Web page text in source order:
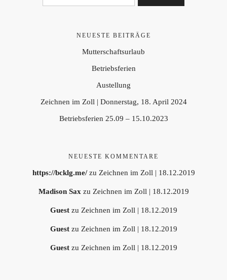
NEUESTE BEITRÄGE
Mutterschaftsurlaub
Betriebsferien
Austellung
Zeichnen im Zoll | Donnerstag, 18. April 2024
Betriebsferien 25.09 – 15.10.2023
NEUESTE KOMMENTARE
https://bcklg.me/zu Zeichnen im Zoll | 18.12.2019
Madison Saxzu Zeichnen im Zoll | 18.12.2019
Guestzu Zeichnen im Zoll | 18.12.2019
Guestzu Zeichnen im Zoll | 18.12.2019
Guestzu Zeichnen im Zoll | 18.12.2019